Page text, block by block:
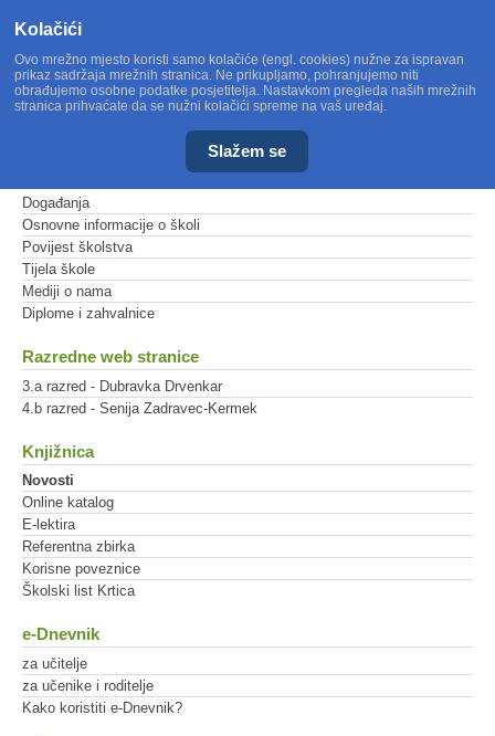
Događanja
Osnovne informacije o školi
Povijest školstva
Tijela škole
Mediji o nama
Diplome i zahvalnice
Razredne web stranice
3.a razred - Dubravka Drvenkar
4.b razred - Senija Zadravec-Kermek
Knjižnica
Novosti
Online katalog
E-lektira
Referentna zbirka
Korisne poveznice
Školski list Krtica
e-Dnevnik
za učitelje
za učenike i roditelje
Kako koristiti e-Dnevnik?
Kolačići
Ovo mrežno mjesto koristi samo kolačiće (engl. cookies) nužne za ispravan
prikaz sadržaja mrežnih stranica. Ne prikupljamo, pohranjujemo niti
obrađujemo osobne podatke posjetitelja. Nastavkom pregleda naših mrežnih
stranica prihvaćate da se nužni kolačići spreme na vaš uređaj.
Slažem se